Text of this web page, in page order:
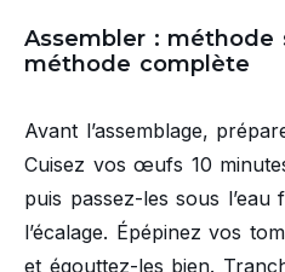
Assembler : méthode
méthode complète
Avant l’assemblage,
Cuisez vos œufs 10
puis passez-les sous
l’écalage. Épépinez vos
et égouttez-les bien.